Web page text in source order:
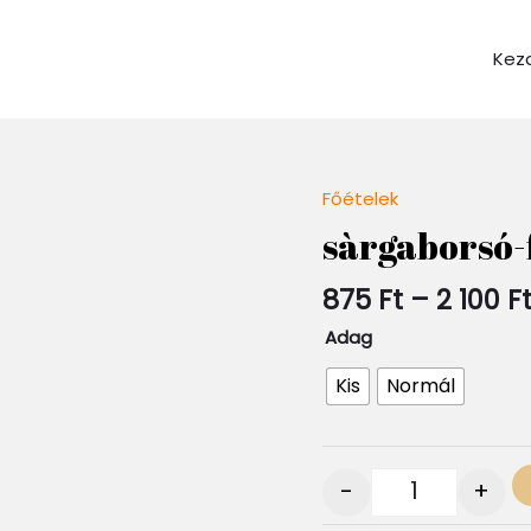
Főételek
875 Ft – 2 100 Ft
Adag
Kis Normál
- +